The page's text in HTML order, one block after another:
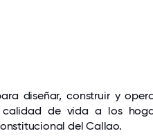
diseñar, construir y
de vida a los
del Callao.